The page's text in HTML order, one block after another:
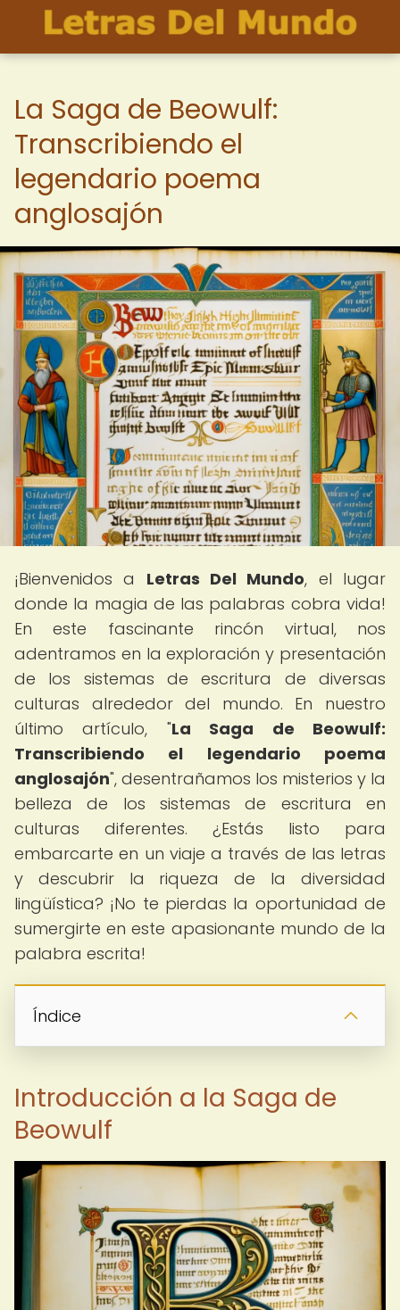
La Saga de Beowulf:
Transcribiendo el
legendario poema
anglosajón
¡Bienvenidos a Letras Del Mundo, el lugar
donde la magia de las palabras cobra vida!
En este fascinante rincón virtual, nos
adentramos en la exploración y presentación
de los sistemas de escritura de diversas
culturas alrededor del mundo. En nuestro
último artículo, "La Saga de Beowulf:
Transcribiendo el legendario poema
anglosajón", desentrañamos los misterios y la
belleza de los sistemas de escritura en
culturas diferentes. ¿Estás listo para
embarcarte en un viaje a través de las letras
y descubrir la riqueza de la diversidad
lingüística? ¡No te pierdas la oportunidad de
sumergirte en este apasionante mundo de la
palabra escrita!
Índice
Introducción a la Saga de
Beowulf